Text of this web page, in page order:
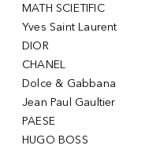
MATH SCIETIFIC
Yves Saint Laurent
DIOR
CHANEL
Dolce & Gabbana
Jean Paul Gaultier
PAESE
HUGO BOSS